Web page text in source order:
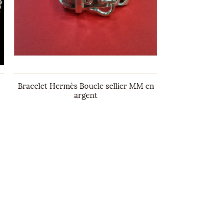
Bracelet Hermès Boucle sellier MM en
argent